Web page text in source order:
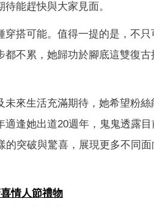
能趕快與大家見面。
搭可能。值得一提的是，不
不累，她歸功於腳底這雙復
來生活充滿期待，她希望粉
逢她出道20週年，鬼鬼透露
突破與驚喜，展現更多不同
情人節禮物